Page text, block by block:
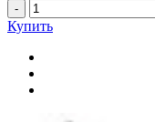
-
Купить